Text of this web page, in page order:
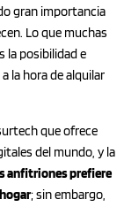
gran importancia
Lo que muchas
la posibilidad e
la hora de alquilar
que ofrece
del mundo, y la
anfitriones prefiere
; sin embargo,